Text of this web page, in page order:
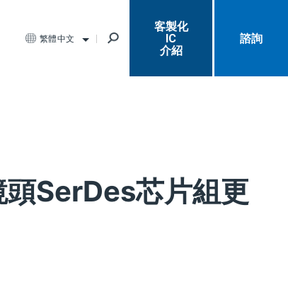
繁體中文
客製化
IC
介紹
諮詢
SerDes芯片組更